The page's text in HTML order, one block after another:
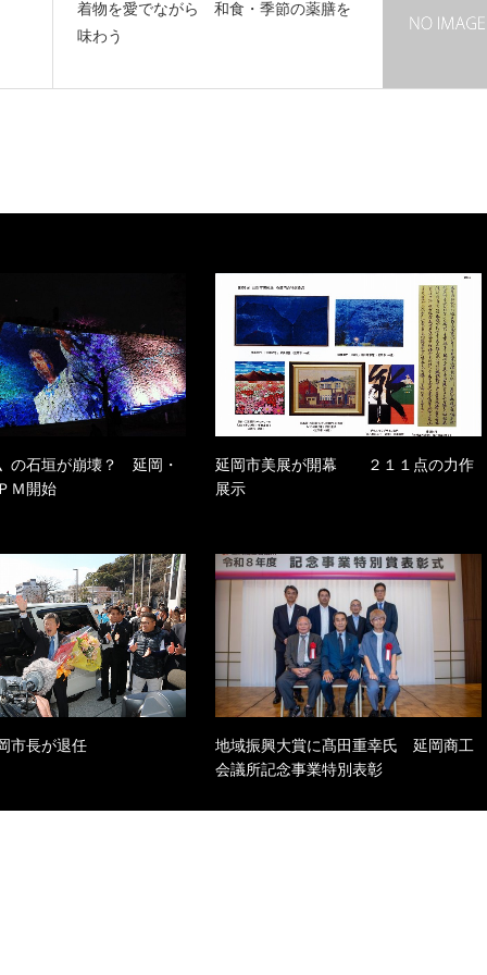
着物を愛でながら 和食・季節の薬膳を
味わう
の石垣が崩壊？ 延岡・
Ｍ開始
延岡市美展が開幕 ２１１点の力作
展示
市長が退任
地域振興大賞に髙田重幸氏 延岡商工
会議所記念事業特別表彰